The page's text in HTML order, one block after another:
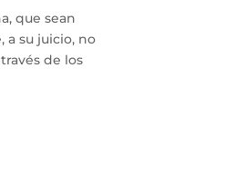
que sean
a su juicio, no
de los